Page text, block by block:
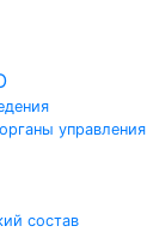
управления
состав